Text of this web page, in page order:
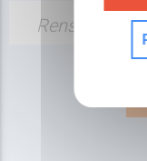
Renseignez